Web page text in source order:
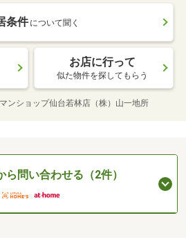
条件 について聞く
お店に行って
似た物件を探してもらう
ンショップ仙台若林店（株）山一地所
ら問い合わせる（2件）